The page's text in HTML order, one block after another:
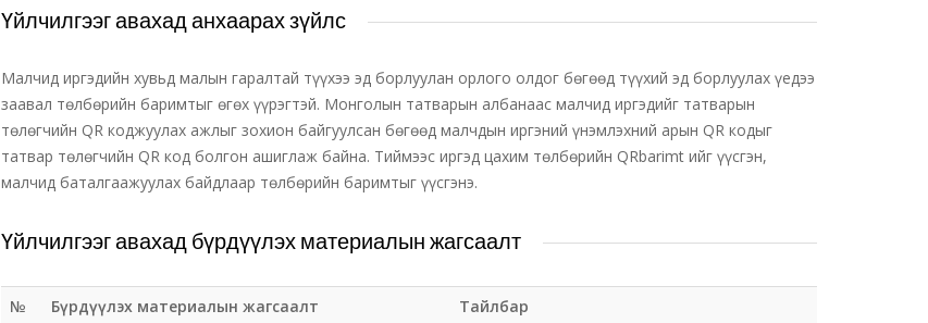
Үйлчилгээг авахад анхаарах зүйлс
Малчид иргэдийн хувьд малын гаралтай түүхээ эд борлуулан орлого олдог бөгөөд түүхий эд борлуулах үедээ
заавал төлбөрийн баримтыг өгөх үүрэгтэй. Монголын татварын албанаас малчид иргэдийг татварын
төлөгчийн QR коджуулах ажлыг зохион байгуулсан бөгөөд малчдын иргэний үнэмлэхний арын QR кодыг
татвар төлөгчийн QR код болгон ашиглаж байна. Тиймээс иргэд цахим төлбөрийн QRbarimt ийг үүсгэн,
малчид баталгаажуулах байдлаар төлбөрийн баримтыг үүсгэнэ.
Үйлчилгээг авахад бүрдүүлэх материалын жагсаалт
№ Бүрдүүлэх материалын жагсаалт
Тайлбар